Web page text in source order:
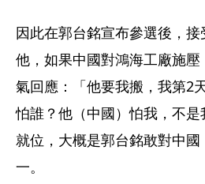
因此在郭台銘宣布參選後，
他，如果中國對鴻海工廠施
氣回應：「他要我搬，我第2
怕誰？他（中國）怕我，不
就位，大概是郭台銘敢對中國
一。